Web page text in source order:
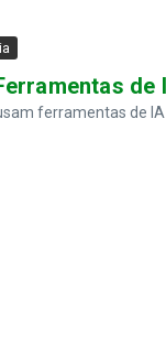
de
ferramentas de